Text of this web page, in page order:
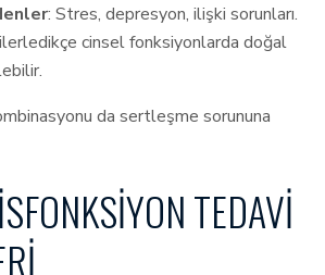
: Stres, depresyon, ilişki sorunları.
cinsel fonksiyonlarda doğal
da sertleşme sorununa
TEDAVI